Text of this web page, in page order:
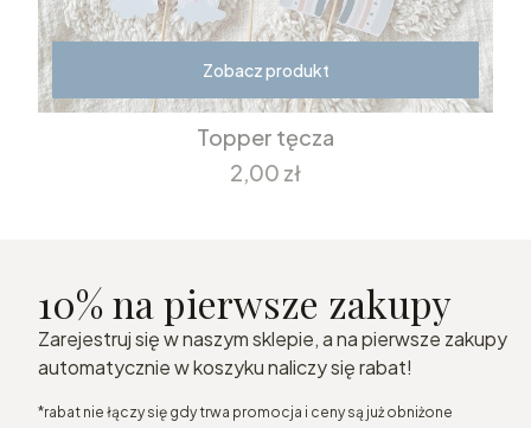
Zobacz produkt
Topper tęcza
Cena
2,00 zł
10% na pierwsze zakupy
Zarejestruj się w naszym sklepie, a na pierwsze zakupy
automatycznie w koszyku naliczy się rabat!
*rabat nie łączy się gdy trwa promocja i ceny są już obniżone